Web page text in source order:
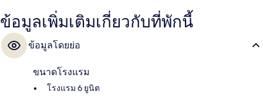
ข้อมูลเพิ่มเติมเกี่ยวกับที่พักนี้
ข้อมูลโดยย่อ
ขนาดโรงแรม
โรงแรม 6 ยูนิต